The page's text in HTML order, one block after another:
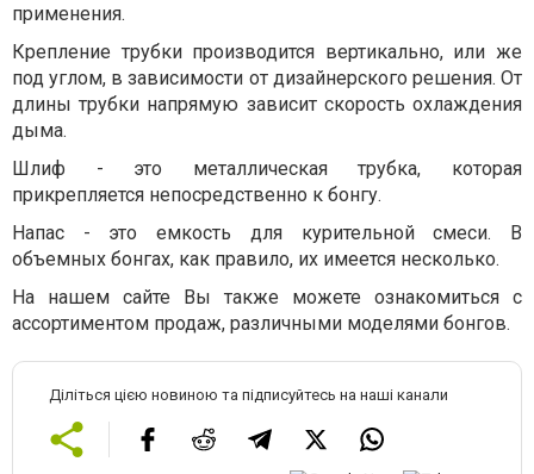
применения.
Крепление трубки производится вертикально, или же
под углом, в зависимости от дизайнерского решения. От
длины трубки напрямую зависит скорость охлаждения
дыма.
Шлиф - это металлическая трубка, которая
прикрепляется непосредственно к бонгу.
Напас - это емкость для курительной смеси. В
объемных бонгах, как правило, их имеется несколько.
На нашем сайте Вы также можете ознакомиться с
ассортиментом продаж, различными моделями бонгов.
Діліться цією новиною та підписуйтесь на наші канали